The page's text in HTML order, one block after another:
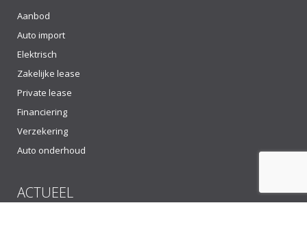
Aanbod
Auto import
Elektrisch
Zakelijke lease
Private lease
Financiering
Verzekering
Auto onderhoud
ACTUEEL